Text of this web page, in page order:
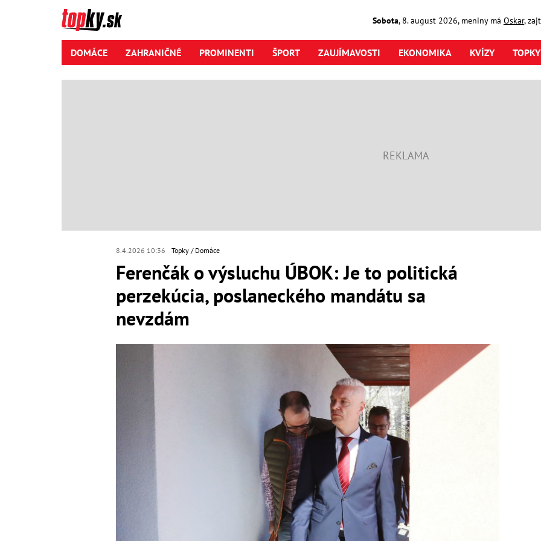
Sobota, 8. august2026, meniny má Oskar,
DOMÁCE ZAHRANIČNÉ PROMINENTI ŠPORT ZAUJÍMAVOSTI EKONOMIKA KVÍZY
8.4.2026 10:36 Topky Domáce
Ferenčák o výsluchu ÚBOK: Je to politická
perzekúcia, poslaneckého mandátu sa
nevzdám